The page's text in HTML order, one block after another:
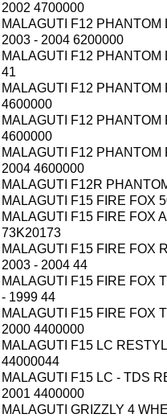
2002 4700000
MALAGUTI F12
2003 - 2004 6200000
MALAGUTI F12
41
MALAGUTI F12
4600000
MALAGUTI F12
4600000
MALAGUTI F12
2004 4600000
MALAGUTI F12R
MALAGUTI F15 FIRE FOX
MALAGUTI F15 FIRE FOX
73K20173
MALAGUTI F15 FIRE FOX
2003 - 2004 44
MALAGUTI F15 FIRE FOX
- 1999 44
MALAGUTI F15 FIRE FOX
2000 4400000
MALAGUTI F15 LC
44000044
MALAGUTI F15 LC - TDS
2001 4400000
MALAGUTI GRIZZLY 4